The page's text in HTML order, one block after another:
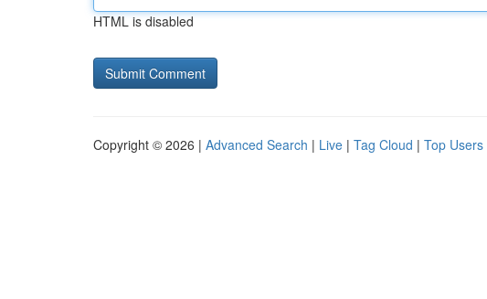
HTML is disabled
Copyright © 2026 | Advanced Search | Live | Tag Cloud | Top Users